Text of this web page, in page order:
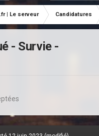
| Le serveur Candidatures
- Survie -